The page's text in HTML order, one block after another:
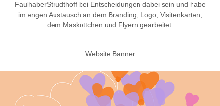
FaulhaberStrudthoff bei Entscheidungen dabei sein und habe
im engen Austausch an dem Branding, Logo, Visitenkarten,
dem Maskottchen und Flyern gearbeitet.
Website Banner